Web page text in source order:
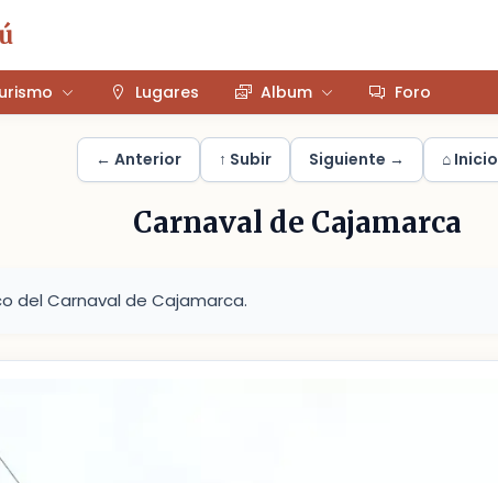
Lugares Album Foro
← Anterior ↑ Subir Siguiente → ⌂ Inicio
Carnaval de Cajamarca
del Carnaval de Cajamarca.